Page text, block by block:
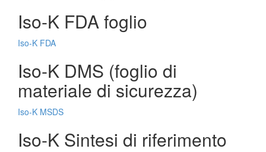
Iso-K FDA foglio
Iso-K FDA
Iso-K DMS (foglio di
materiale di sicurezza)
Iso-K MSDS
Iso-K Sintesi di riferimento